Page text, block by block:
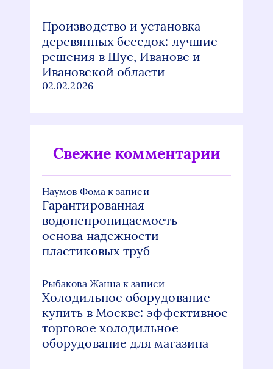
Производство и установка
деревянных беседок: лучшие
решения в Шуе, Иванове и
Ивановской области
02.02.2026
Свежие комментарии
Наумов Фомак записи
Гарантированная
водонепроницаемость —
основа надежности
пластиковых труб
Рыбакова Жанна к записи
Холодильное оборудование
купить в Москве: эффективное
торговое холодильное
оборудование для магазина